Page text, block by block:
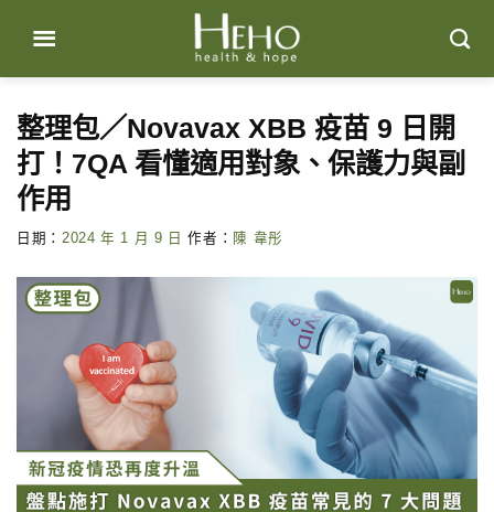
content
整理包／Novavax XBB 疫苗 9 日開
打！7QA 看懂適用對象、保護力與副
作用
日期： 2024 年 1 月 9 日 作者： 陳 韋彤